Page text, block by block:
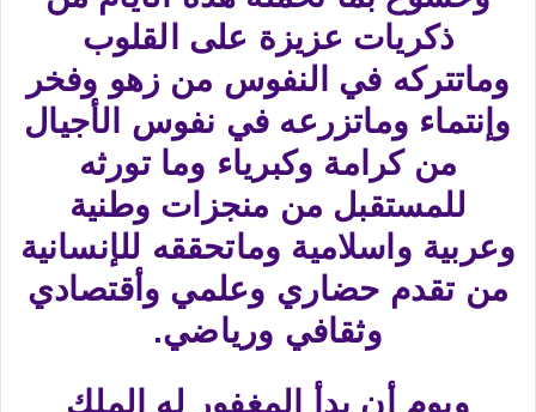
ذكريات عزيزة على القلوب
وماتتركه في النفوس من زهو وفخر
وإنتماء وماتزرعه في نفوس الأجيال
من كرامة وكبرياء وما تورثه
للمستقبل من منجزات وطنية
وعربية واسلامية وماتحققه للإنسانية
من تقدم حضاري وعلمي وأقتصادي
وثقافي ورياضي.
ويوم أن بدأ المغفور له الملك